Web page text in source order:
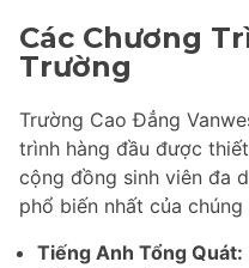
Các Chương
Trường
Trường Cao Đẳng
trình hàng đầu được
cộng đồng sinh viên đa
phổ biến nhất của
Tiếng Anh Tổng Quát: